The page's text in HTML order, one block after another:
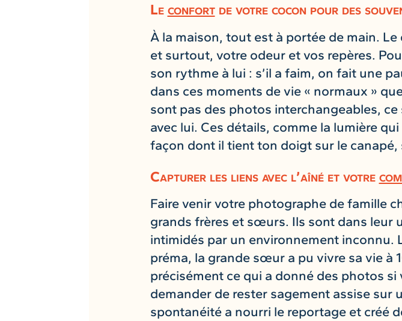
Le confortde votre cocon pour des
À la maison, tout est à portée de main.
et surtout, votre odeur et vos repères.
son rythme à lui : s’il a faim, on fait une
dans ces moments de vie « normaux »
sont pas des photos interchangeables,
avec lui. Ces détails, comme la lumière
façon dont il tient ton doigt sur le canapé,
Capturer les liens avec l’aîné et votre
Faire venir votre photographe de famille
grands frères et sœurs. Ils sont dans leur
intimidés par un environnement inconnu.
préma, la grande sœur a pu vivre sa vie à
précisément ce qui a donné des photos si
demander de rester sagement assise sur
spontanéité a nourri le reportage et créé